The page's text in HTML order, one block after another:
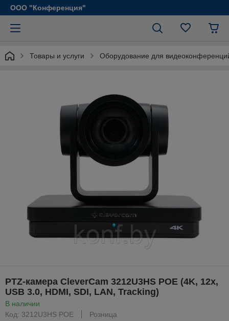
ООО "Конференция"
Товары и услуги Оборудование для
PTZ-камера CleverCam 3212U3HS POE (4K, 12x,
USB 3.0, HDMI, SDI, LAN, Tracking)
В наличии
Код: 3212U3HS POE
Розница